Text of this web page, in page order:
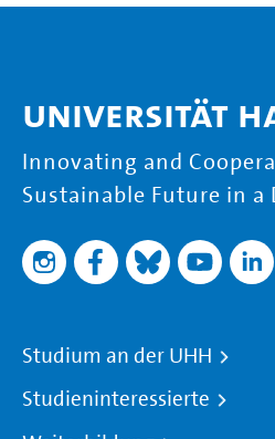
Universität
Innovating and
Sustainable Future in a
Studium an der UHH
Studieninteressierte